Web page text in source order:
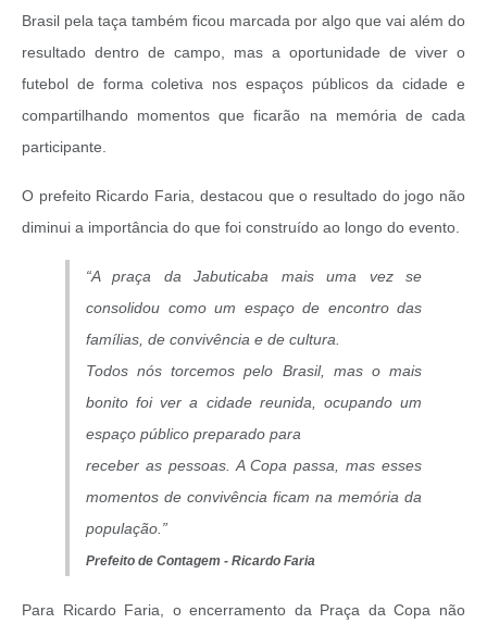
Brasil pela taça também ficou marcada por algo que vai além do
resultado dentro de campo, mas a oportunidade de viver o
futebol de forma coletiva nos espaços públicos da cidade e
compartilhando momentos que ficarão na memória de cada
participante.
O prefeito Ricardo Faria, destacou que o resultado do jogo não
diminui a importância do que foi construído ao longo do evento.
“A praça da Jabuticaba mais uma vez se
consolidou como um espaço de encontro das
famílias, de convivência e de cultura.
Todos nós torcemos pelo Brasil, mas o mais
bonito foi ver a cidade reunida, ocupando um
espaço público preparado para
receber as pessoas. A Copa passa, mas esses
momentos de convivência ficam na memória da
população.”
Prefeito de Contagem - Ricardo Faria
Para Ricardo Faria, o encerramento da Praça da Copa não